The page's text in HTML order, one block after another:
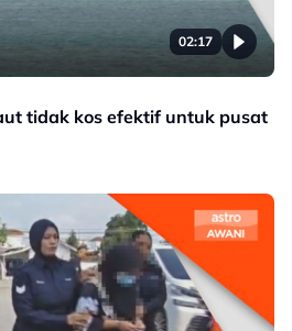
02:17
tidak kos efektif untuk pusat